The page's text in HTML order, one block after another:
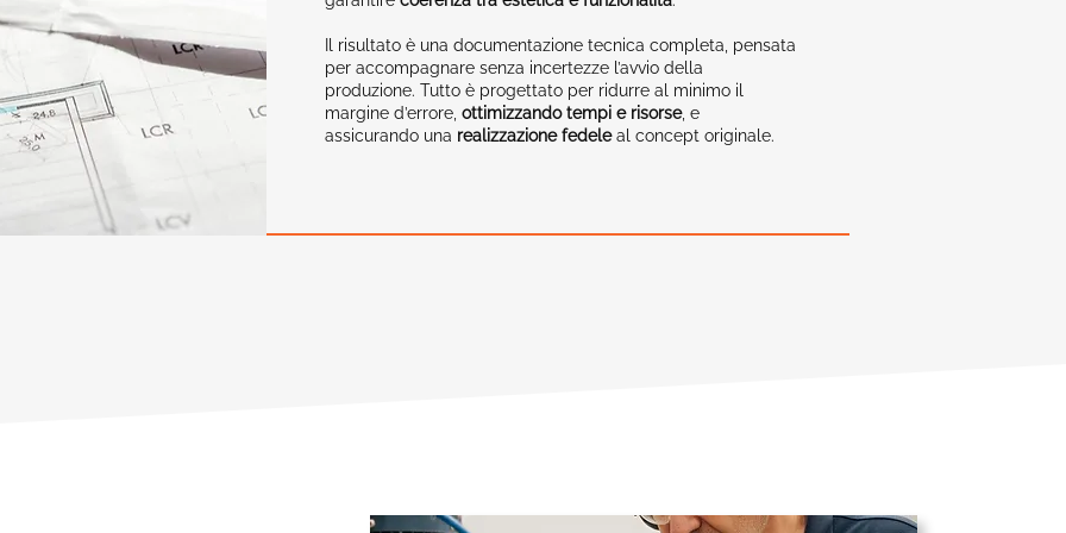
Il risultato è una documentazione tecnica completa, pensata
per accompagnare senza incertezze l’avvio della
produzione. Tutto è progettato per ridurre al minimo il
margine d’errore, ottimizzando tempi e risorse, e
assicurando una realizzazione fedeleal concept originale.